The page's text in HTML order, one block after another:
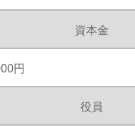
資本金
円
役員